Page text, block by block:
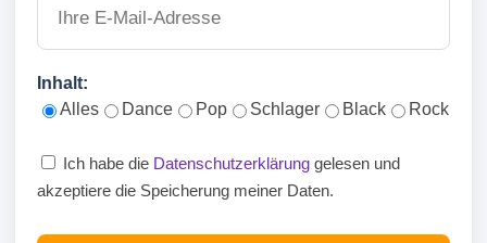
Inhalt:
Alles
Dance Pop Schlager Black Rock
Ich habe die Datenschutzerklärung gelesen und
akzeptiere die Speicherung meiner Daten.